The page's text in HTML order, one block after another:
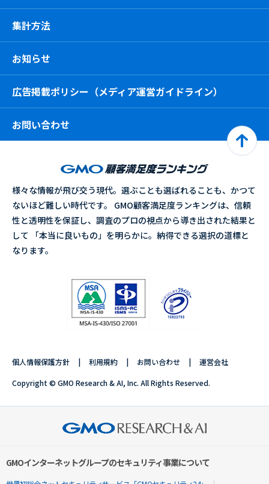
集計方法
お知らせ
広告掲載ポリシー（メディア運営ガイドライン）
お問い合わせ
様々な情報が飛び交う現代。選ぶことも選ばれることも、かつて
ないほど難しい時代です。 GMO顧客満足度ランキングは、信頼
性と透明性を保証し、調査のプロの視点から導き出された結果と
して 「本当に良いもの」を明らかに。納得できる選択の道標と
なります。
個人情報保護方針 利用規約 お問い合わせ 運営会社
Copyright © GMO Research & AI, Inc. All Rights Reserved.
GMOインターネットグループのセキュリティ事業について